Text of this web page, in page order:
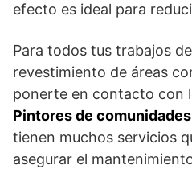
efecto es ideal para
Para todos tus trabajos
revestimiento de áreas
ponerte en contacto con
Pintores de
tienen muchos servicios
asegurar el